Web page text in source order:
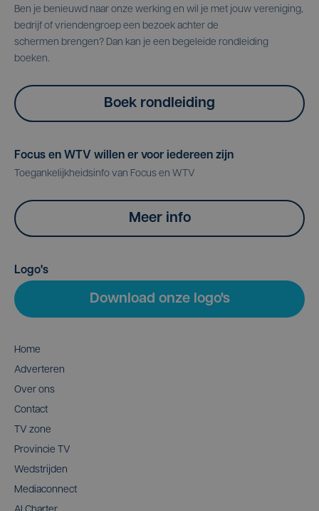
Ben je benieuwd naar onze werking en wil je met jouw vereniging,
bedrijf of vriendengroep een bezoek achter de
schermen brengen? Dan kan je een begeleide rondleiding
boeken.
Boek rondleiding
Focus en WTV willen er voor iedereen zijn
Toegankelijkheidsinfo van Focus en WTV
Meer info
Logo's
Download onze logo's
Home
Adverteren
Over ons
Contact
TV zone
Provincie TV
Wedstrijden
Mediaconnect